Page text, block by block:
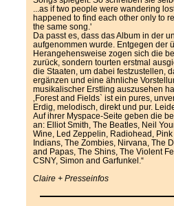
...as if two people were wandering
happened to find each other only to
the same song.'
Da passt es, dass das Album in der
aufgenommen wurde. Entgegen der
Herangehensweise zogen sich die
zurück, sondern tourten erstmal
die Staaten, um dabei festzustellen,
ergänzen und eine ähnliche
musikalischer Erstling auszusehen
‚Forest and Fields` ist ein pures,
Erdig, melodisch, direkt und pur.
Auf ihrer Myspace-Seite geben die
an: Elliot Smith, The Beatles, Neil
Wine, Led Zeppelin, Radiohead,
Indians, The Zombies, Nirvana, The
and Papas, The Shins, The Violent
CSNY, Simon and Garfunkel.“
Claire + Presseinfos